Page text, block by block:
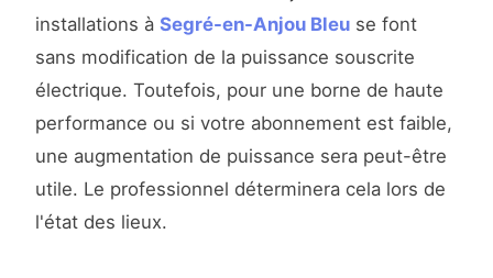
installations à Segré-en-Anjou Bleu se font
sans modification de la puissance souscrite
électrique. Toutefois, pour une borne de haute
performance ou si votre abonnement est faible,
une augmentation de puissance sera peut-être
utile. Le professionnel déterminera cela lors de
l'état des lieux.